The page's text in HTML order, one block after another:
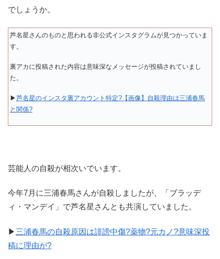
でしょうか。
芦名星さんのものと思われる非公式インスタグラムが見つかっていま
す。
裏アカに投稿された内容は意味深なメッセージが投稿されていまし
た。
▶芦名星のインスタ裏アカウント特定?【画像】自殺理由は三浦春馬
と関係?
芸能人の自殺が相次いでいます。
今年7月に三浦春馬さんが自殺しましたが、「ブラッデ
ィ・マンデイ」で芦名星さんとも共演していました。
▶ 三浦春馬の自殺原因は誹謗中傷?薬物?元カノ?意味深投
稿に理由が?